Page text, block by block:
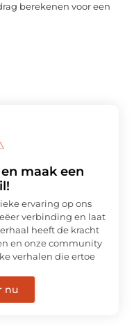
berekenen voor een
maak een
ervaring op ons
verbinding en laat
heeft de kracht
en onze community
verhalen die ertoe
nu